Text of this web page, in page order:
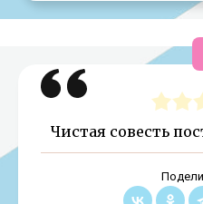
Чистая совесть